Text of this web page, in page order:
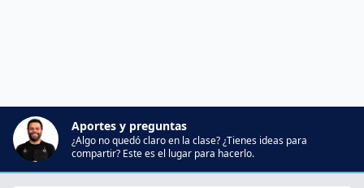
Aportes y preguntas
¿Algo no quedó claro en la clase? ¿Tienes ideas para
compartir? Este es el lugar para hacerlo.